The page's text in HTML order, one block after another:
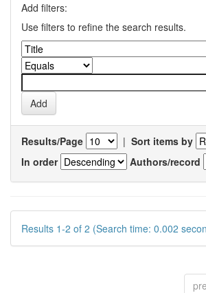
Add filters:
Use filters to refine the search results.
Results/Page | Sort items by
In order
Authors/record
Results 1-2 of 2 (Search time: 0.002